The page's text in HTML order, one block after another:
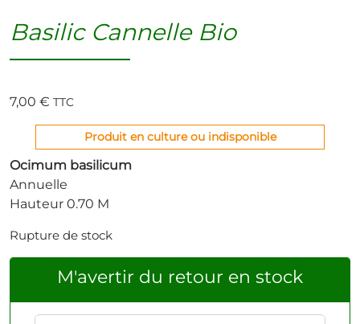
Basilic Cannelle Bio
7,00 € TTC
Produit en culture ou indisponible
Ocimum basilicum
Annuelle
Hauteur 0.70 M
Rupture de stock
M'avertir du retour en stock